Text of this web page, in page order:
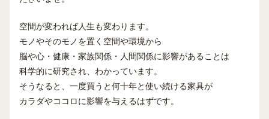
空間が変われば人生も変わります。
モノやそのモノを置く空間や環境から
脳や心・健康・家族関係・人間関係に影響があることは
科学的に研究され、わかっています。
そうなると、一度買うと何十年と使い続ける家具が
カラダやココロに影響を与えるはずです。